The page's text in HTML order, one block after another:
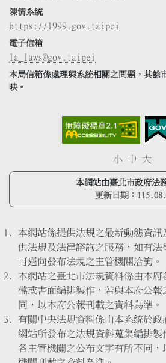
陳情系統
https://1999.gov.taipei
電子信箱
la_laws@gov.taipei
本局信箱係處理與系統相關之問題，其餘
映。
小 中 大
本網站由臺北市政府法
更新日期：
本網站係提供法規之最新動態資
供法規及法律諮詢之服務，如有法
可逕向發布法規之主管機關洽詢。
本網站之臺北市法規資料係由本
檔或書面編排製作，若與本府公報
同，以本府公報刊載之資料為準。
有關中央法規資料係由本系統於政
網站所發布之法規資料蒐集編排製
各主管機關之公布文字有所不同，